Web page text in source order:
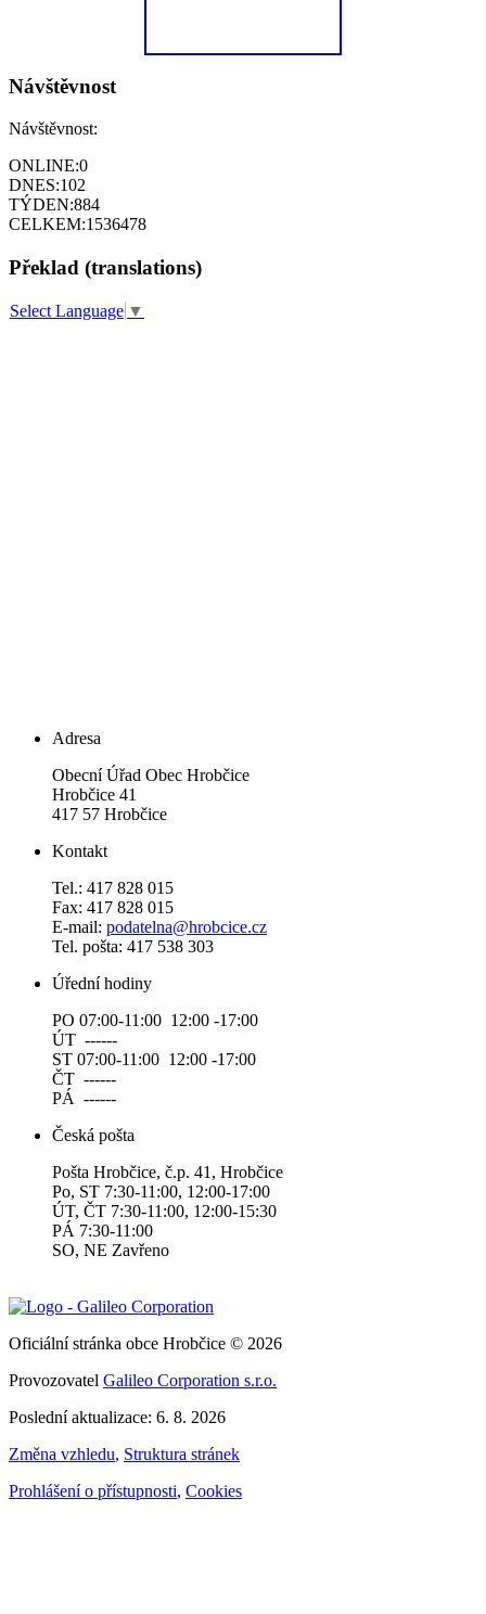
Návštěvnost
Návštěvnost:
ONLINE:0
DNES:102
TÝDEN:884
CELKEM:1536478
Překlad (translations)
Select Language ▼
Adresa
Obecní Úřad Obec Hrobčice
Hrobčice 41
417 57 Hrobčice
Kontakt
Tel.: 417 828 015
Fax: 417 828 015
E-mail: podatelna@hrobcice.cz
Tel. pošta: 417 538 303
Úřední hodiny
PO 07:00-11:00 12:00 -17:00
ÚT ------
ST 07:00-11:00 12:00 -17:00
ČT ------
PÁ ------
Česká pošta
Pošta Hrobčice, č.p. 41, Hrobčice
Po, ST 7:30-11:00, 12:00-17:00
ÚT, ČT 7:30-11:00, 12:00-15:30
PÁ 7:30-11:00
SO, NE Zavřeno
Oficiální stránka obce Hrobčice © 2026
Provozovatel Galileo Corporation s.r.o.
Poslední aktualizace: 6. 8. 2026
Změna vzhledu, Struktura stránek
Prohlášení o přístupnosti, Cookies